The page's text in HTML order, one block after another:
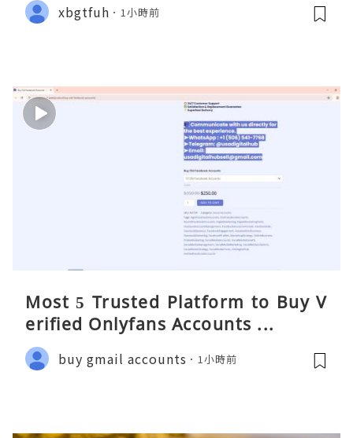
xbgtfuh 1小時前
Most 5 Trusted Platform to Buy V
erified Onlyfans Accounts ...
buy gmail accounts 1小時前